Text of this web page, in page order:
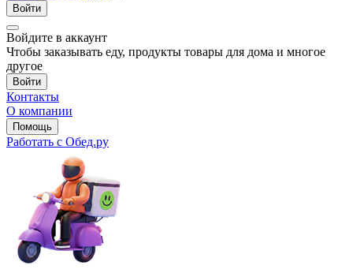
Войти
Войдите в аккаунт
Чтобы заказывать еду, продукты товары для дома и многое
другое
Войти
Контакты
О компании
Помощь
Работать с Обед.ру